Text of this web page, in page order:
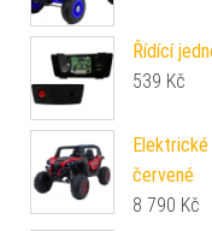
Řídící
539 Kč
červené
8 790 Kč